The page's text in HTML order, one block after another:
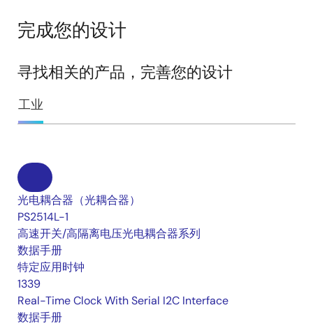
完成您的设计
寻找相关的产品，完善您的设计
工业
光电耦合器（光耦合器）
PS2514L-1
高速开关/高隔离电压光电耦合器系列
数据手册
特定应用时钟
1339
Real-Time Clock With Serial I2C Interface
数据手册